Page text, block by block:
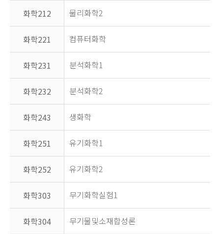
화학212 물리화학2
화학221 컴퓨터화학
화학231 분석화학1
화학232 분석화학2
화학243 생화학
화학251 유기화학1
화학252 유기화학2
화학303 무기화학실험1
화학304 무기물및소재합성론